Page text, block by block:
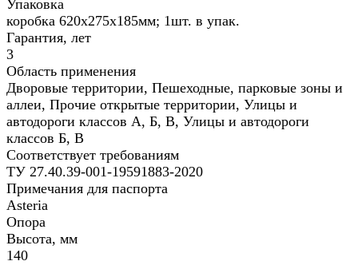
Упаковка
коробка 620х275х185мм; 1шт. в упак.
Гарантия, лет
3
Область применения
Дворовые территории, Пешеходные, парковые зоны и
аллеи, Прочие открытые территории, Улицы и
автодороги классов А, Б, В, Улицы и автодороги
классов Б, В
Соответствует требованиям
ТУ 27.40.39-001-19591883-2020
Примечания для паспорта
Asteria
Опора
Высота, мм
140